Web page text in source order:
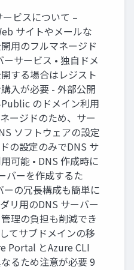
ビスについて –
サイトやメールな
用のフルマネージド
サービス • 独自ドメ
する場合はレジスト
入が必要 - 外部公開
のドメイン利用
ージドのため、サー
ソフトウェアの設定
の設定のみでDNS サ
可能 • DNS 作成時に
バーを作成するた
ーの冗長構成も簡単に
リ用のDNS サーバー
理の負担も削減でき
てサブドメインの移
Portal とAzure CLI
るため注意が必要 9